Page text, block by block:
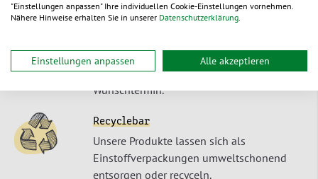
Schnelle Lieferung
13:30 Uhr erreichen Sie i.d.R. in 1-2
Werktagen ab Lager – oder zu Ihrem
Wunschtermin.
Recyclebar
Unsere Produkte lassen sich als
Einstoffverpackungen umweltschonend
entsorgen oder recyceln.
"Einstellungen anpassen" Ihre individuellen Cookie-Einstellungen vornehmen.
Nähere Hinweise erhalten Sie in unserer Datenschutzerklärung.
Einstellungen anpassen Alle akzeptieren